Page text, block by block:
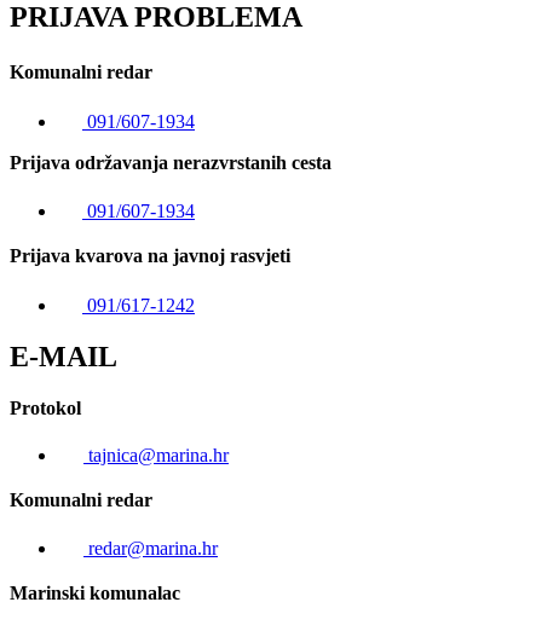
PRIJAVA PROBLEMA
Komunalni redar
091/607-1934
Prijava održavanja nerazvrstanih cesta
091/607-1934
Prijava kvarova na javnoj rasvjeti
091/617-1242
E-MAIL
Protokol
tajnica@marina.hr
Komunalni redar
redar@marina.hr
Marinski komunalac